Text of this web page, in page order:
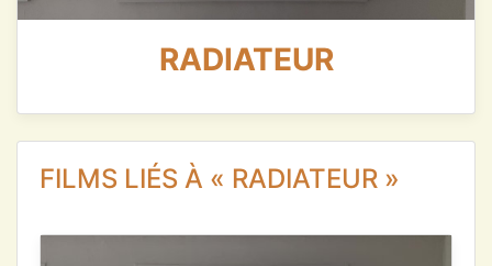
RADIATEUR
FILMS LIÉS À « RADIATEUR »